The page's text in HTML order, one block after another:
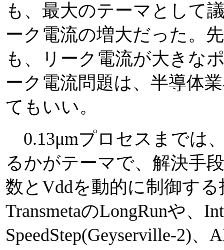
も、最大のテーマとして
ーク電流の増大だった。
も、リーク電流が大きな
ーク電流問題は、半導体
てもいい。
0.13μmプロセスまでは
るかがテーマで、解決手
数とVddを動的に制御す
TransmetaのLongRunや、
SpeedStep(Geyserville-2)